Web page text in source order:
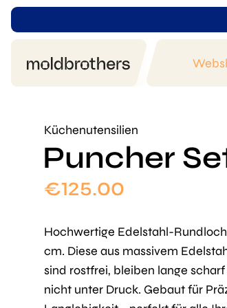
Küchenutensilien
Puncher
€125.00
Hochwertige Edelstahl-
cm. Diese aus massivem
sind rostfrei, bleiben lange
nicht unter Druck. Gebaut für